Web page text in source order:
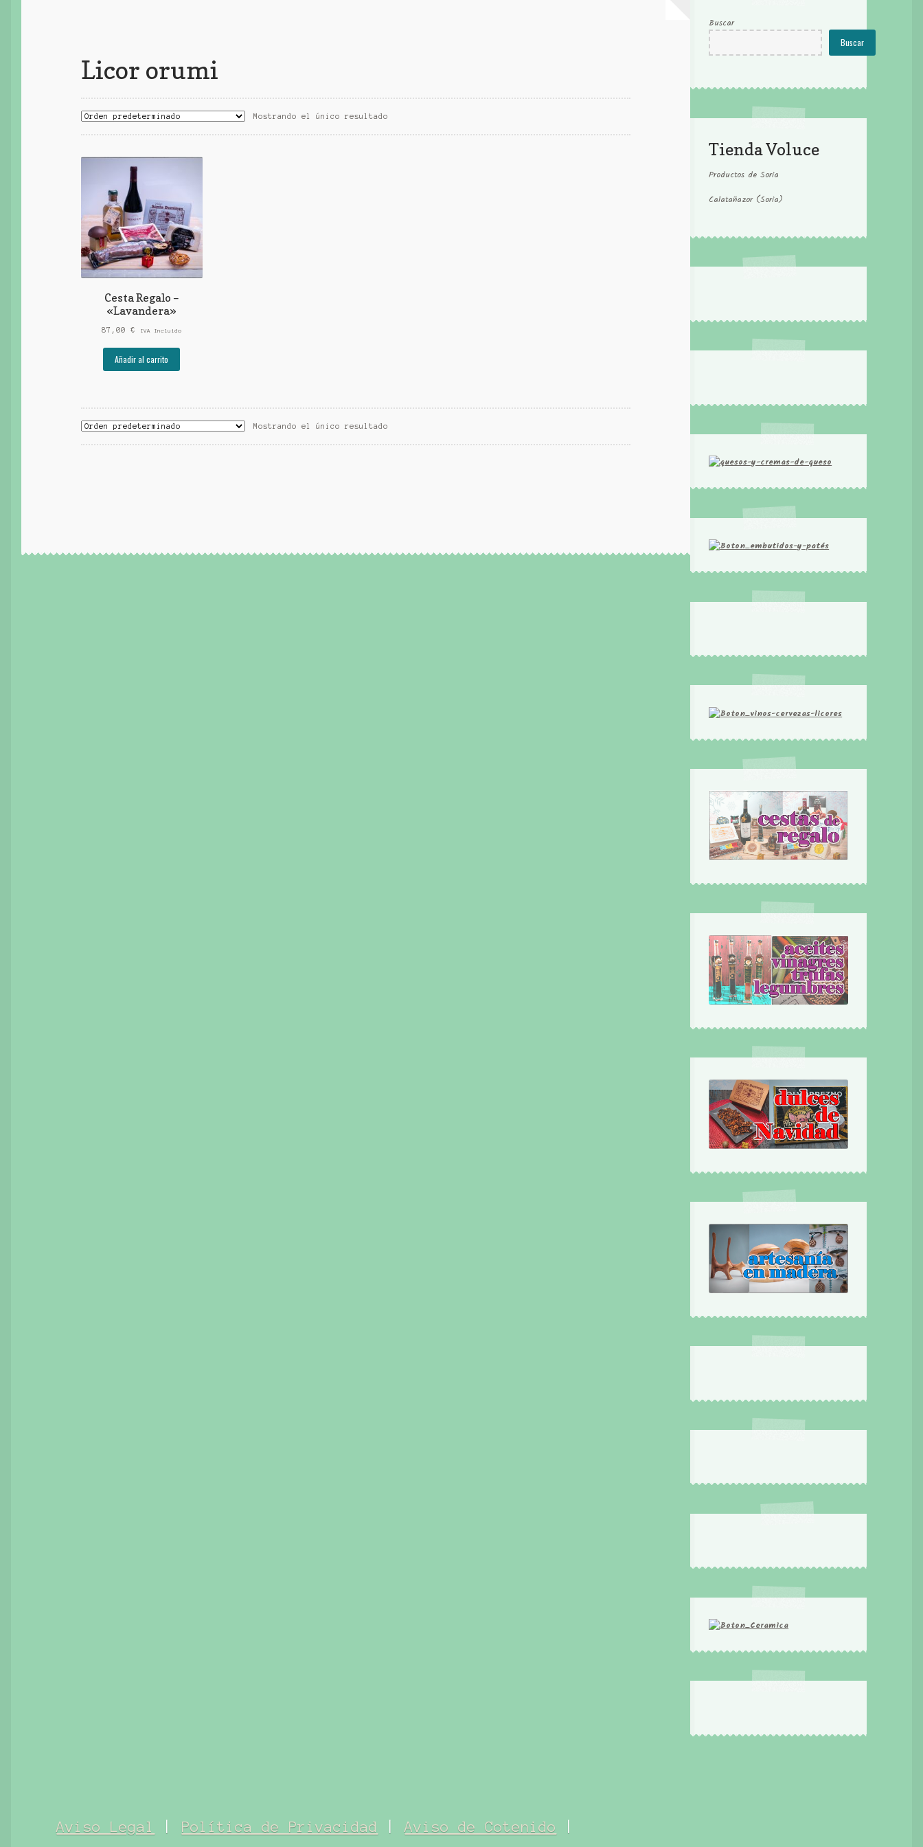
Licor orumi
Mostrando el único resultado
Cesta Regalo –
«Lavandera»
87,00€ IVA Incluido
Añadir al carrito
Mostrando el único resultado
Buscar
Buscar
Tienda Voluce
Productos de Soria
Calatañazor (Soria)
Aviso Legal Política de Privacidad |Aviso de Cotenido